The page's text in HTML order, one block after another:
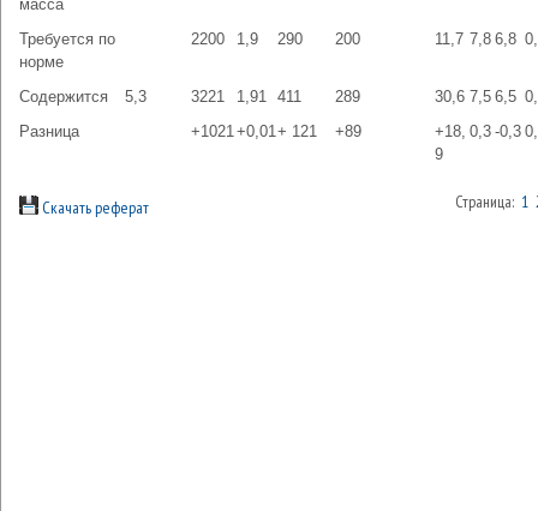
масса
Требуется по
норме
2200 1,9 290 200 11,7 7,8 6,8
Содержится 5,3 3221 1,91 411 289 30,6 7,5 6,5
Разница
+1021+0,01+ 121 +89
+18,
9
0,3 -0,3
Скачать реферат Страница: 1